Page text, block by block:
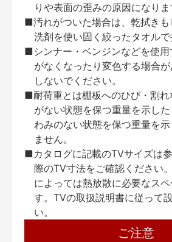
りや表面の歪みの原因になりま
■汚れがついた場合は、乾拭きも
洗剤を使い固く絞ったタオルで
■シンナー・ベンジンなどを使
がなくなったり変色する場合
しないでください。
■耐荷重とは棚板へのひび・割れ
がない状態を保つ重量を示し
わみのない状態を保つ重量を
ません。
■カタログに記載のTVサイズは
際のTV寸法をご確認ください
によっては熱放散に必要なス
す。TVの取扱説明書に従って
い。
ご注意